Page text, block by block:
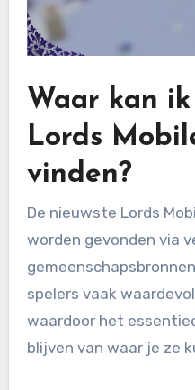
Waar kan
Lords
vinden?
De nieuwste Lords
worden gevonden via
spelers vaak
waardoor het
blijven van waar je ze